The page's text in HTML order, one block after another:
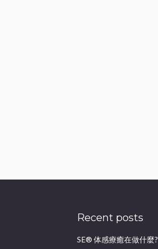
Recent posts
SE® 体感療癒在做什麼?